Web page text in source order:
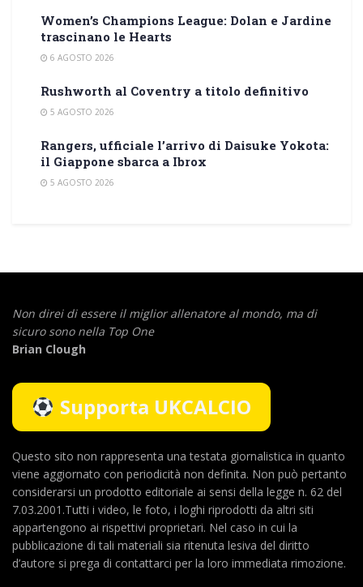
Women’s Champions League: Dolan e Jardine
trascinano le Hearts
6 AGOSTO 2026
Rushworth al Coventry a titolo definitivo
5 AGOSTO 2026
Rangers, ufficiale l’arrivo di Daisuke Yokota:
il Giappone sbarca a Ibrox
5 AGOSTO 2026
Non direi di essere il miglior allenatore al mondo, ma di
sicuro sono nella Top One
Brian Clough
Supporta UKCALCIO
Questo sito non rappresenta una testata giornalistica in quanto
viene aggiornato con periodicità non definita. Non può pertanto
considerarsi un prodotto editoriale ai sensi della legge n. 62 del
7.03.2001.Tutti i video, le foto, i loghi riprodotti da altri siti
appartengono ai rispettivi proprietari. Nel caso in cui la
pubblicazione di tali materiali sia ritenuta lesiva del diritto
d’autore si prega di contattarci per la loro immediata rimozione.